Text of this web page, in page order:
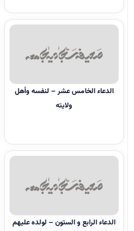
الدعاء الخامس عشر – لنفسه وأهل
ولايته
الدعاء الرابع و الستون – لولده عليهم